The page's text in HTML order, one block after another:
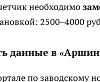
необходимо
2500–4000
данные в
по заводскому